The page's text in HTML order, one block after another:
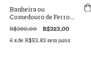
Banheira ou
Comedouro de Ferro
para Passarinhos
R$380,00 R$323,00
6 x de R$53,83 sem juros